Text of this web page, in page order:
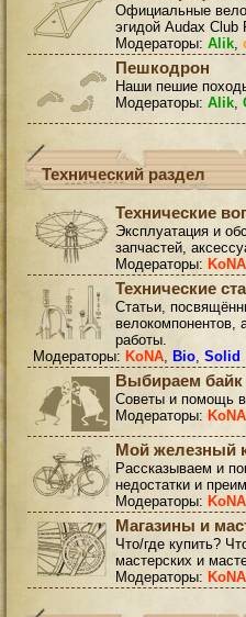
Официальные
эгидой Audax
Модераторы: Alik,
Пешкодрон
Наши пешие
Модераторы: Alik,
Технический раздел
Технические
Эксплуатация и
запчастей,
Модераторы: KoNA
Технические
Статьи,
велокомпонентов,
работы.
Модераторы: KoNA, Bio, Solid
Выбираем байк
Советы и помощь
Модераторы: KoNA
Мой железный
Рассказываем и
недостатки и
Модераторы: KoNA
Магазины и
Что/где купить?
мастерских и
Модераторы: KoNA